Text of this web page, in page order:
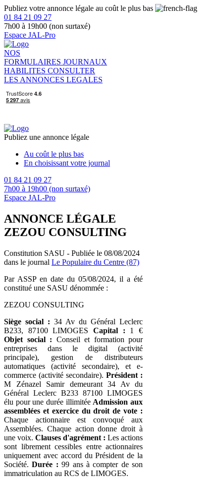
Publiez votre annonce légale au coût le plus bas
01 84 21 09 27
7h00 à 19h00 (non surtaxé)
Espace JAL-Pro
NOS
FORMULAIRES JOURNAUX
HABILITES CONSULTER
LES ANNONCES LEGALES
Publiez une annonce légale
Au coût le plus bas
En choisissant votre journal
01 84 21 09 27
7h00 à 19h00 (non surtaxé)
Espace JAL-Pro
ANNONCE LÉGALE
ZEZOU CONSULTING
Constitution SASU - Publiée le 08/08/2024
dans le journal Le Populaire du Centre (87)
Par ASSP en date du 05/08/2024, il a été
constitué une SASU dénommée :
ZEZOU CONSULTING
Siège social : 34 Av du Général Leclerc
B233, 87100 LIMOGES Capital : 1 €
Objet social : Conseil et formation pour
entreprises dans le digital (activité
principale), gestion de distributeurs
automatiques (activité secondaire), et e-
commerce (activité secondaire). Président :
M Zénazel Samir demeurant 34 Av du
Général Leclerc B233 87100 LIMOGES
élu pour une durée illimitée Admission aux
assemblées et exercice du droit de vote :
Chaque actionnaire est convoqué aux
Assemblées. Chaque action donne droit à
une voix. Clauses d'agrément : Les actions
sont librement cessibles entre actionnaires
uniquement avec accord du Président de la
Société.Durée : 99 ans à compter de son
immatriculation au RCS de LIMOGES.